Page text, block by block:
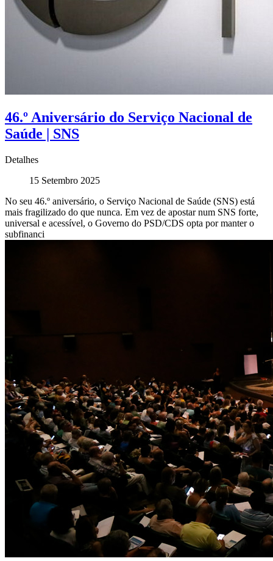
46.º Aniversário do Serviço Nacional de
Saúde | SNS
Detalhes
15 Setembro 2025
No seu 46.º aniversário, o Serviço Nacional de Saúde (SNS) está
mais fragilizado do que nunca. Em vez de apostar num SNS forte,
universal e acessível, o Governo do PSD/CDS opta por manter o
subfinanci